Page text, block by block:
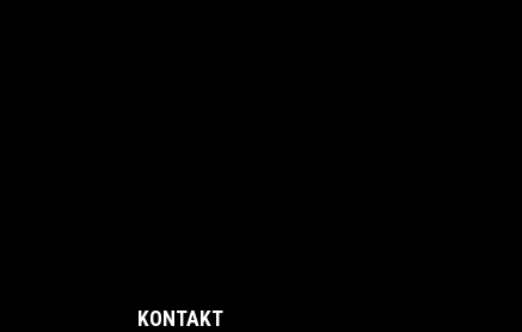
KONTAKT